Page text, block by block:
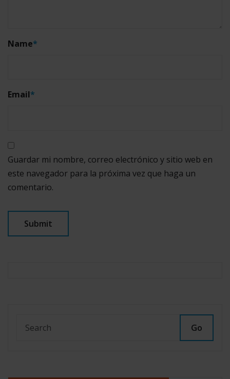
Name*
Email*
Guardar mi nombre, correo electrónico y sitio web en
este navegador para la próxima vez que haga un
comentario.
Go